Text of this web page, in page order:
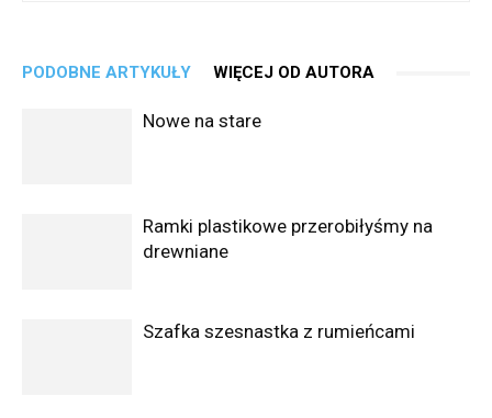
PODOBNE ARTYKUŁY WIĘCEJ OD AUTORA
Nowe na stare
Ramki plastikowe przerobiłyśmy na
drewniane
Szafka szesnastka z rumieńcami